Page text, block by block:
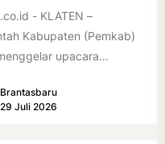
- KLATEN –
Kabupaten (Pemkab)
upacara
Klaten, Selasa
Brantasbaru
29 Juli 2026